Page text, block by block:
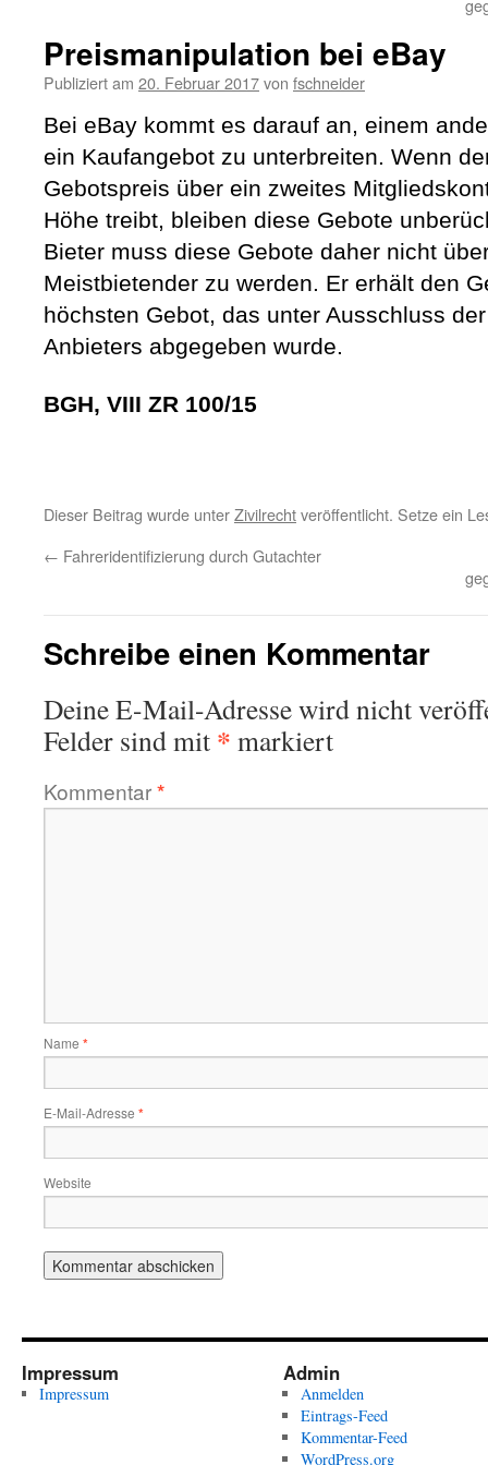
Preismanipulation bei eBay
Publiziert am 20. Februar 2017von fschneider
Bei eBay kommt es darauf an, einem
ein Kaufangebot zu unterbreiten. Wenn
Gebotspreis über ein zweites
Höhe treibt, bleiben diese Gebote
Bieter muss diese Gebote daher nicht
Meistbietender zu werden. Er erhält den
höchsten Gebot, das unter Ausschluss
Anbieters abgegeben wurde.
BGH, VIII ZR 100/15
Dieser Beitrag wurde unterZivilrechtveröffentlicht. Setze ein
← Fahreridentifizierung durch Gutachter
Schreibe einen Kommentar
Deine E-Mail-Adresse wird nicht
Felder sind mit * markiert
Kommentar*
Name *
E-Mail-Adresse *
Website
Impressum
Impressum
Admin
Anmelden
Eintrags-Feed
Kommentar-Feed
WordPress.org